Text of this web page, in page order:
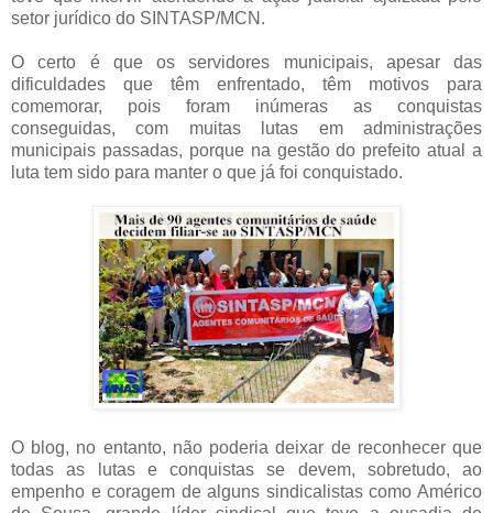
setor jurídico do SINTASP/MCN.
O certo é que os servidores municipais, apesar das
dificuldades que têm enfrentado, têm motivos para
comemorar, pois foram inúmeras as conquistas
conseguidas, com muitas lutas em administrações
municipais passadas, porque na gestão do prefeito atual a
luta tem sido para manter o que já foi conquistado.
O blog, no entanto, não poderia deixar de reconhecer que
todas as lutas e conquistas se devem, sobretudo, ao
empenho e coragem de alguns sindicalistas como Américo